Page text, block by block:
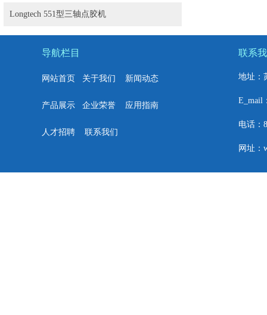
Longtech 551型三轴点胶机
导航栏目
网站首页 关于我们 新闻动态
产品展示 企业荣誉 应用指南
人才招聘 联系我们
联系
地址：
E_mail
电话：
网址：